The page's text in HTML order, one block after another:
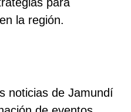
la región.
noticias de Jamundí